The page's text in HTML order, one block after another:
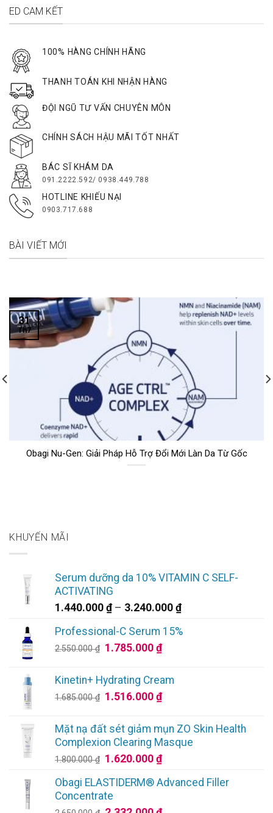
ED CAM KẾT
100% HÀNG CHÍNH HÃNG
THANH TOÁN KHI NHẬN HÀNG
ĐỘI NGŨ TƯ VẤN CHUYÊN MÔN
CHÍNH SÁCH HẬU MÃI TỐT NHẤT
BÁC SĨ KHÁM DA
091.2222.592/ 0938.449.788
HOTLINE KHIẾU NẠI
0903.717.688
BÀI VIẾT MỚI
Obagi Nu-Gen: Giải Pháp Hỗ Trợ Đổi Mới Làn Da Từ Gốc
31
Th7
KHUYẾN MÃI
Serum dưỡng da 10% VITAMIN C SELF-
ACTIVATING
1.440.000 ₫ – 3.240.000 ₫Khoảng
từ
Professional-C Serum 15%
2.550.000₫ Giá
là:
2.550.000 ₫.
1.785.000₫Giá
tại
Kinetin+ Hydrating Cream
1.685.000₫ Giá
là:
1.685.000 ₫.
1.516.000₫Giá
tại
là:
1.516.000 ₫.
Mặt nạ đất sét giảm mụn ZO Skin Health
Complexion Clearing Masque
1.800.000₫ Giá
là:
1.800.000 ₫.
1.620.000₫Giá
tại
Obagi ELASTIDERM® Advanced Filler
Concentrate